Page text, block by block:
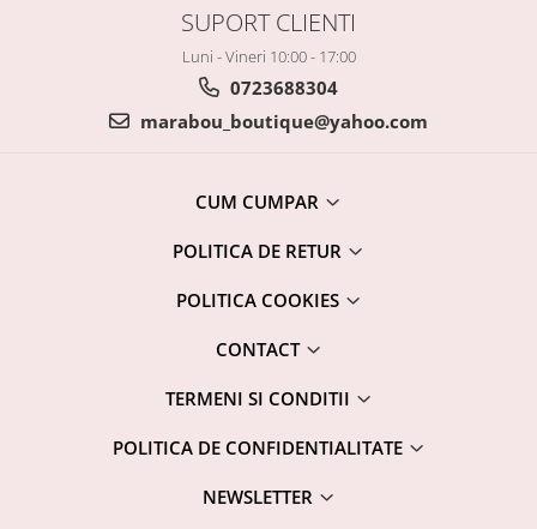
SUPORT CLIENTI
Luni - Vineri 10:00 - 17:00
0723688304
marabou_boutique@yahoo.com
CUM CUMPAR
POLITICA DE RETUR
POLITICA COOKIES
CONTACT
TERMENI SI CONDITII
POLITICA DE CONFIDENTIALITATE
NEWSLETTER